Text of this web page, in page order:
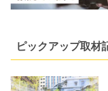
ピックアップ取材